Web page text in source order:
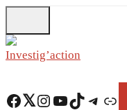
to
main
Facebook Twitter Instagram YouTube TikTok Telegram Lien